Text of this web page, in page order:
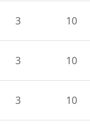
3 10
3 10
3 10